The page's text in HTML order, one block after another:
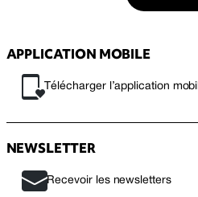
APPLICATION MOBILE
Télécharger l’application
NEWSLETTER
Recevoir les newsletters